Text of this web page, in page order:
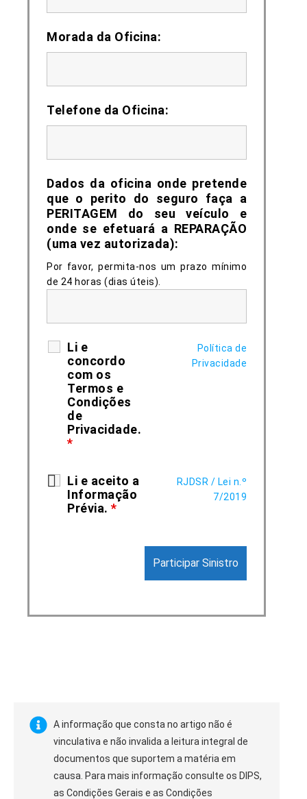
Morada da Oficina:
Telefone da Oficina:
Dados da oficina onde pretende
que o perito do seguro faça a
PERITAGEM do seu veículo e
onde se efetuará a REPARAÇÃO
(uma vez autorizada):
Por favor, permita-nos um prazo mínimo
de 24 horas (dias úteis).
Li e
concordo
com os
Termos e
Condições
de
Privacidade.
*
Política de
Privacidade
Li e aceito a
Informação
Prévia. *
RJDSR / Lei n.º
7/2019
A informação que consta no artigo não é
vinculativa e não invalida a leitura integral de
documentos que suportem a matéria em
causa. Para mais informação consulte os DIPS,
as Condições Gerais e as Condições